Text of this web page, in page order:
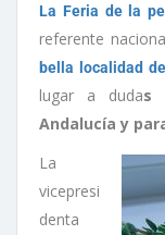
La Feria de la
referente
bella localidad
lugar a dudas
Andalucía y
La
vicepresi
denta